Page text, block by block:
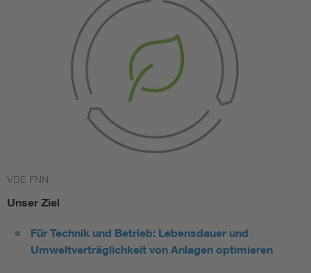
VDE FNN
Unser Ziel
Für Technik und Betrieb: Lebensdauer und
Umweltverträglichkeit von Anlagen optimieren